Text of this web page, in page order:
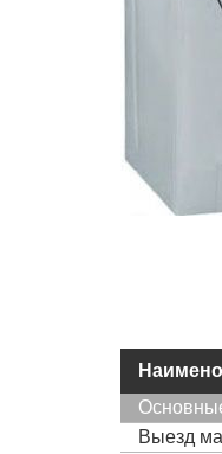
Выезд